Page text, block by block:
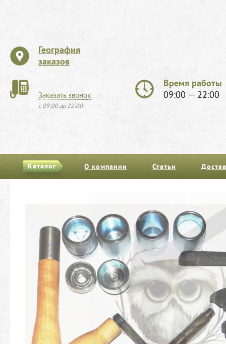
География
заказов
Заказать звонок
с 09:00 до 22:00
Время работы
09:00 — 22:00
Каталог О компании Статьи